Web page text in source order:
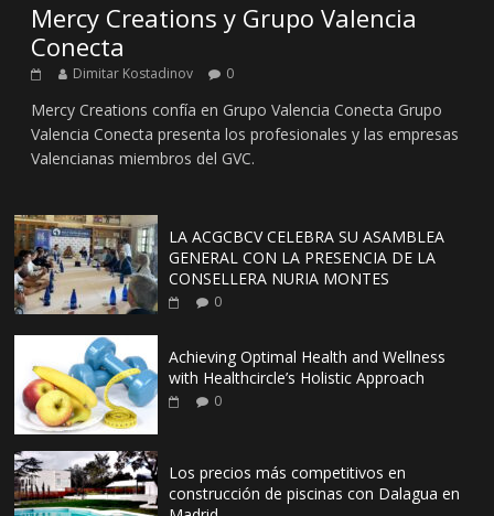
Mercy Creations y Grupo Valencia
Conecta
Dimitar Kostadinov 0
Mercy Creations confía en Grupo Valencia Conecta Grupo
Valencia Conecta presenta los profesionales y las empresas
Valencianas miembros del GVC.
LA ACGCBCV CELEBRA SU ASAMBLEA
GENERAL CON LA PRESENCIA DE LA
CONSELLERA NURIA MONTES
0
Achieving Optimal Health and Wellness
with Healthcircle’s Holistic Approach
0
Los precios más competitivos en
construcción de piscinas con Dalagua en